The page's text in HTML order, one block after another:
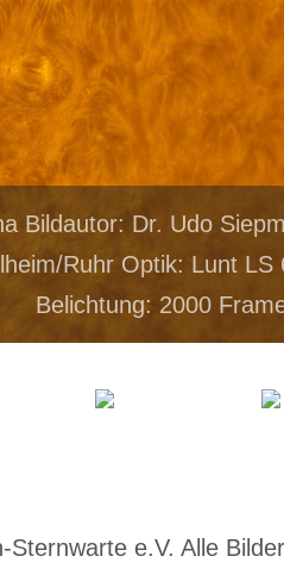
Bildautor: Dr. Udo
Ruhr Optik: Lunt
Belichtung: 2000
e.V. Alle